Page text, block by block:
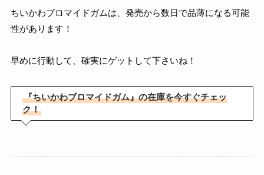
ちいかわブロマイドガムは、発売から数日で品薄になる可能
性があります！
早めに行動して、確実にゲットして下さいね！
『ちいかわブロマイドガム』の在庫を今すぐチェッ
ク！